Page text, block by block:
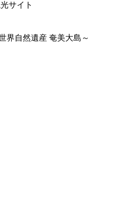
サイト
界自然遺産 奄美大島～